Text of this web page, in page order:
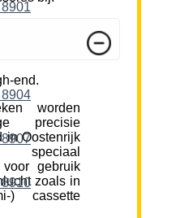
end.
worden
precisie
in Oostenrijk
gebruik
zoals in
) cassette